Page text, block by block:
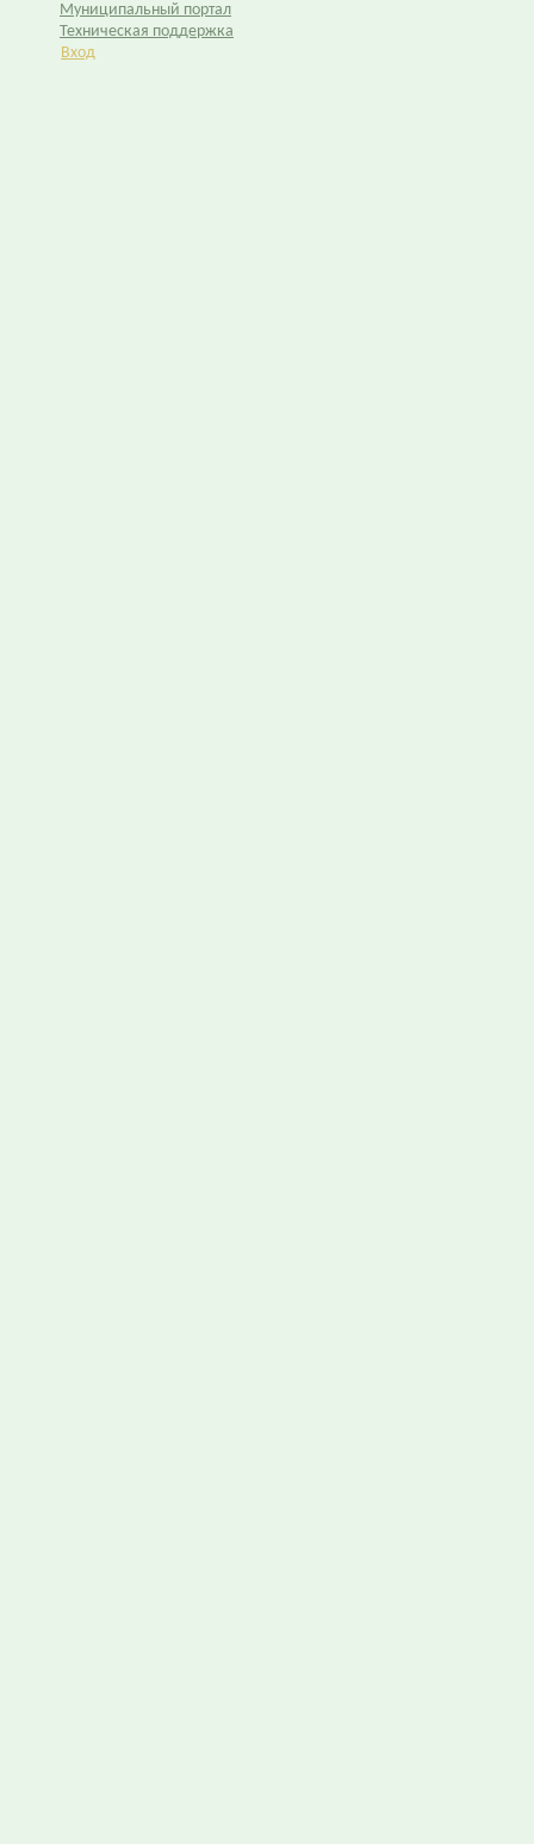
Муниципальный портал
Техническая поддержка
Вход